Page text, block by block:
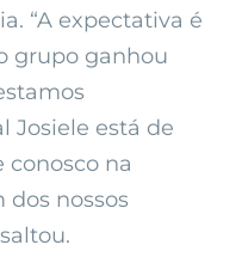
“A expectativa é
grupo ganhou
Josiele está de
conosco na
dos nossos